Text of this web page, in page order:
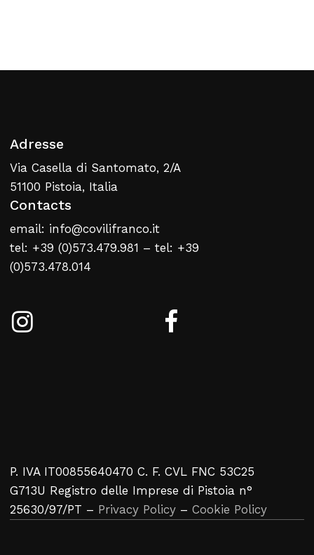
Adresse
Via Casella di Santomato, 2/A
51100 Pistoia, Italia
Contacts
email: info@covilifranco.it
tel: +39 (0)573.479.981 – tel: +39
(0)573.478.014
P. IVA IT00855640470 C. F. CVL FNC 53C25
G713U Registro delle Imprese di Pistoia n°
25630/97/PT – Privacy Policy – Cookie Policy